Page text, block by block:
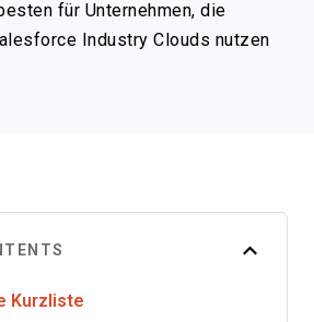
für Unternehmen, die
Industry Clouds nutzen
Kurzliste